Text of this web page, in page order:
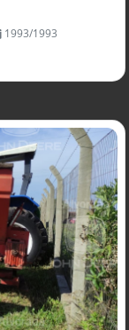
1993/1993